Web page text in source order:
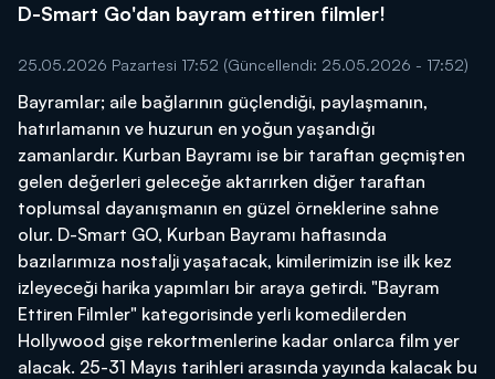
D-Smart Go'dan bayram ettiren filmler!
25.05.2026 Pazartesi 17:52 (Güncellendi: 25.05.2026 - 17:52)
Bayramlar; aile bağlarının güçlendiği, paylaşmanın,
hatırlamanın ve huzurun en yoğun yaşandığı
zamanlardır. Kurban Bayramı ise bir taraftan geçmişten
gelen değerleri geleceğe aktarırken diğer taraftan
toplumsal dayanışmanın en güzel örneklerine sahne
olur. D-Smart GO, Kurban Bayramı haftasında
bazılarımıza nostalji yaşatacak, kimilerimizin ise ilk kez
izleyeceği harika yapımları bir araya getirdi. "Bayram
Ettiren Filmler" kategorisinde yerli komedilerden
Hollywood gişe rekortmenlerine kadar onlarca film yer
alacak. 25-31 Mayıs tarihleri arasında yayında kalacak bu